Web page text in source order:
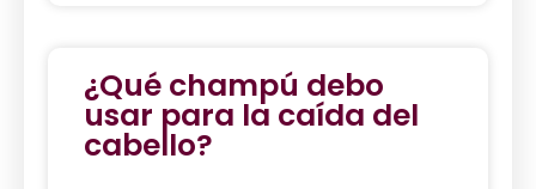
¿Qué champú debo
usar para la caída del
cabello?